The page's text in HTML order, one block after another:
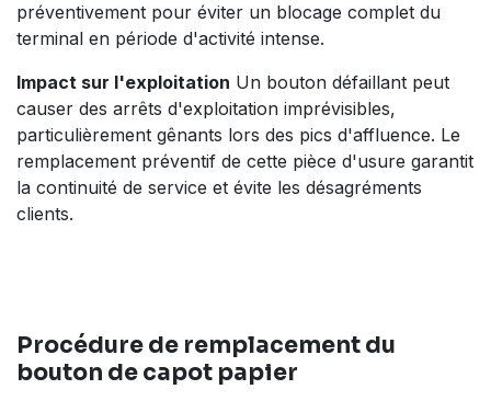
préventivement pour éviter un blocage complet du
terminal en période d'activité intense.
Impact sur l'exploitation Un bouton défaillant peut
causer des arrêts d'exploitation imprévisibles,
particulièrement gênants lors des pics d'affluence. Le
remplacement préventif de cette pièce d'usure garantit
la continuité de service et évite les désagréments
clients.
Procédure de remplacement du
bouton de capot papier